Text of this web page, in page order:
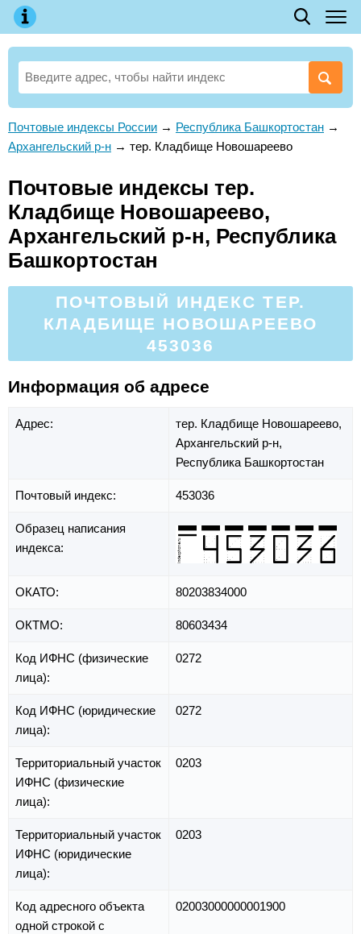
Почтовые индексы России → Республика Башкортостан →
Архангельский р-н → тер. Кладбище Новошареево
Почтовые индексы тер.
Кладбище Новошареево,
Архангельский р-н, Республика
Башкортостан
ПОЧТОВЫЙ ИНДЕКС ТЕР.
КЛАДБИЩЕ НОВОШАРЕЕВО
453036
Информация об адресе
Адрес:
тер. Кладбище Новошареево,
Архангельский р-н,
Республика Башкортостан
Почтовый индекс: 453036
Образец написания
индекса:
ОКАТО: 80203834000
ОКТМО: 80603434
Код ИФНС (физические
лица):
0272
Код ИФНС (юридические
лица):
0272
Территориальный участок
ИФНС (физические
лица):
0203
Территориальный участок
ИФНС (юридические
лица):
0203
Код адресного объекта
одной строкой с
02003000000001900